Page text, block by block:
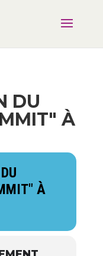
DU
À
À